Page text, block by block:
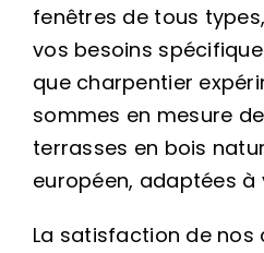
fenêtres de tous
vos besoins
que charpentier
sommes en mesure
terrasses en bois
européen, adaptées à
La satisfaction de nos